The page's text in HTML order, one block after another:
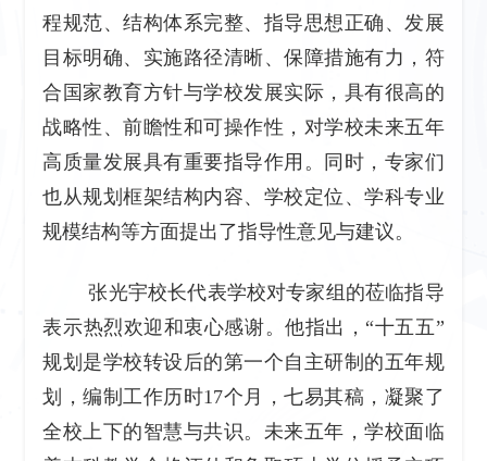
程规范、结构体系完整、指导思想正确、发展
目标明确、实施路径清晰、保障措施有力，符
合国家教育方针与学校发展实际，具有很高的
战略性、前瞻性和可操作性，对学校未来五年
高质量发展具有重要指导作用。同时，专家们
也从规划框架结构内容、学校定位、学科专业
规模结构等方面提出了指导性意见与建议。
张光宇校长代表学校对专家组的莅临指导
表示热烈欢迎和衷心感谢。他指出，“十五五”
规划是学校转设后的第一个自主研制的五年规
划，编制工作历时17个月，七易其稿，凝聚了
全校上下的智慧与共识。未来五年，学校面临